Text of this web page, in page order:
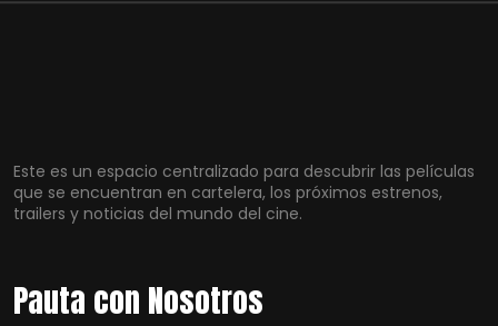
Este es un espacio centralizado para descubrir las películas
que se encuentran en cartelera, los próximos estrenos,
trailers y noticias del mundo del cine.
Pauta con Nosotros